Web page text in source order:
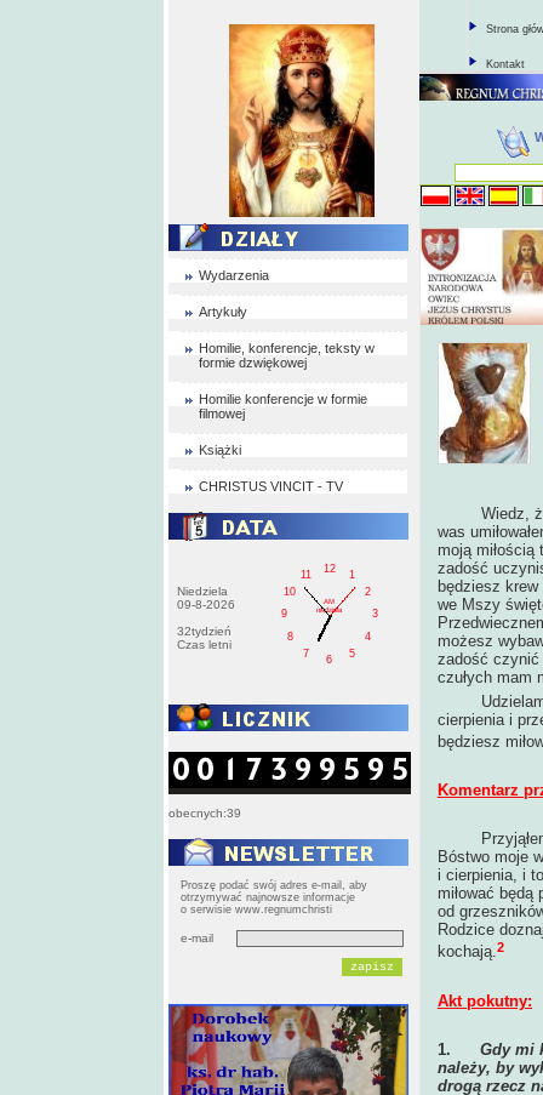
Wydarzenia
Artykuły
Homilie, konferencje, teksty w
formie dzwiękowej
Homilie konferencje w formie
filmowej
Książki
CHRISTUS VINCIT - TV
Niedziela
09-8-2026
32tydzień
Czas letni
1
2
3
4
5
6
7
8
9
10
11
12
AM
niedziela
obecnych:39
Proszę podać swój adres e-mail, aby
otrzymywać najnowsze informacje
o serwisie www.regnumchristi
e-mail
Strona
Kontakt
Wiedz, że
was
moją
zadość
będziesz
we Mszy
możesz
zadość czynić
czułych mam
Udzielam ci
cierpienia i
będziesz
Komentarz
Bóstwo moje
i cierpienia, i
miłować
od
Rodzice
kochają.2
Akt pokutny:
1. Gdy mi
należy, by
drogą rzecz